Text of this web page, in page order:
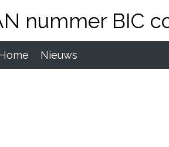
nummer BIC
Nieuws